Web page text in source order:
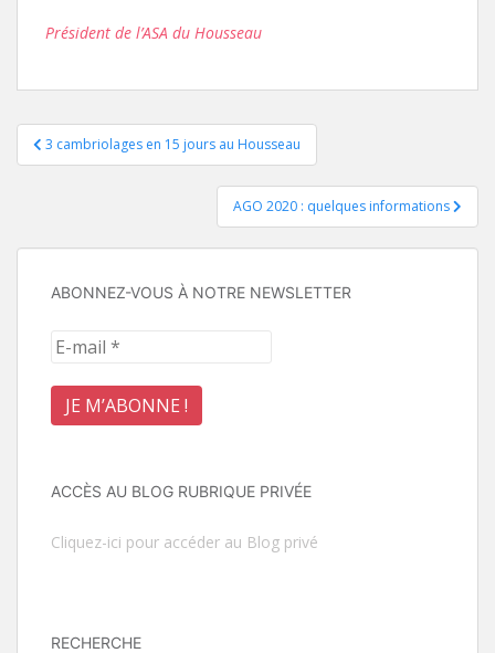
Président de l’ASA du Housseau
Navigation
3 cambriolages en 15 jours au Housseau
AGO 2020 : quelques informations
ABONNEZ-VOUS À NOTRE NEWSLETTER
ACCÈS AU BLOG RUBRIQUE PRIVÉE
Cliquez-ici pour accéder au Blog privé
RECHERCHE